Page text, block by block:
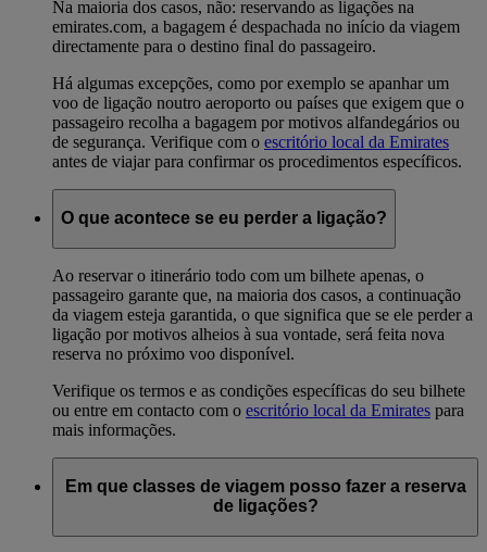
Na maioria dos casos, não: reservando as ligações na
emirates.com, a bagagem é despachada no início da viagem
directamente para o destino final do passageiro.
Há algumas excepções, como por exemplo se apanhar um
voo de ligação noutro aeroporto ou países que exigem que o
passageiro recolha a bagagem por motivos alfandegários ou
de segurança. Verifique com o escritório local da Emirates
antes de viajar para confirmar os procedimentos específicos.
O que acontece se eu perder a ligação?
Ao reservar o itinerário todo com um bilhete apenas, o
passageiro garante que, na maioria dos casos, a continuação
da viagem esteja garantida, o que significa que se ele perder a
ligação por motivos alheios à sua vontade, será feita nova
reserva no próximo voo disponível.
Verifique os termos e as condições específicas do seu bilhete
ou entre em contacto com o escritório local da Emirates para
mais informações.
Em que classes de viagem posso fazer a reserva
de ligações?